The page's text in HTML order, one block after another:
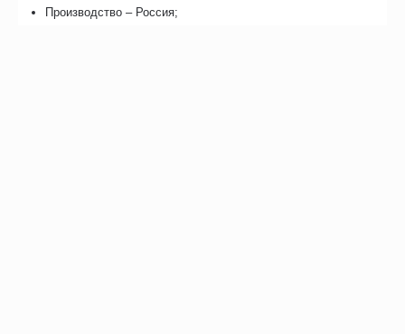
Производство – Россия;